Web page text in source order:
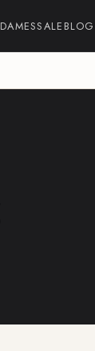
DAMESSALE BLOG